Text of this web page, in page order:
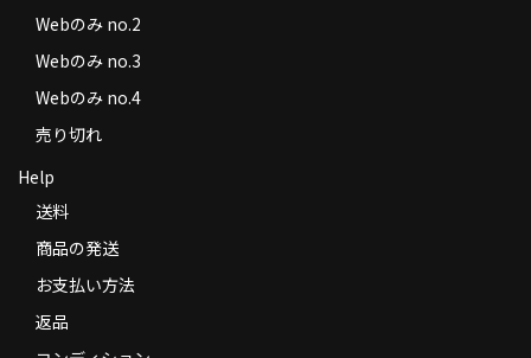
Webのみ no.2
Webのみ no.3
Webのみ no.4
売り切れ
Help
送料
商品の発送
お支払い方法
返品